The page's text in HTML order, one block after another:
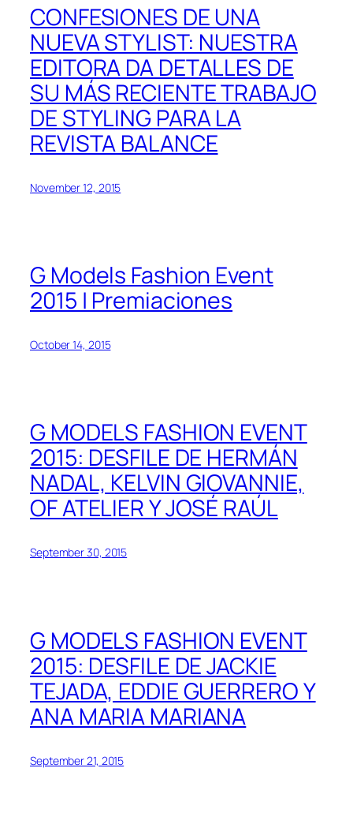
CONFESIONES DE UNA
NUEVA STYLIST: NUESTRA
EDITORA DA DETALLES DE
SU MÁS RECIENTE TRABAJO
DE STYLING PARA LA
REVISTA BALANCE
November 12, 2015
G Models Fashion Event
2015 | Premiaciones
October 14, 2015
G MODELS FASHION EVENT
2015: DESFILE DE HERMÁN
NADAL, KELVIN GIOVANNIE,
OF ATELIER Y JOSÉ RAÚL
September 30, 2015
G MODELS FASHION EVENT
2015: DESFILE DE JACKIE
TEJADA, EDDIE GUERRERO Y
ANA MARIA MARIANA
September 21, 2015